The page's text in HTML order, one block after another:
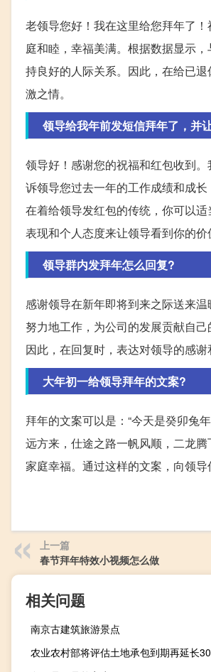
老领导您好！我在这里给您拜年了
庭和睦，幸福美满。根据数据显示
持良好的人际关系。因此，在给已
激之情。
领导给我年前发短信拜年了，并
领导好！感谢您的祝福和红包收到
诉领导您过去一年的工作成绩和成
在着给领导发红包的传统，你可以
表现和个人态度来让领导看到你的价
领导群内发拜年怎么回复?
感谢领导在新年即将到来之际送来
努力地工作，为公司的发展贡献自
因此，在回复时，表达对领导的感
大年初一给领导拜年的文案?
拜年的文案可以是：“今天是癸卯兔
远方来，仕途之路一帆风顺，二龙
家庭幸福。通过这样的文案，向领导
上一篇
春节拜年特效小视频怎么做
相关问题
南京古建筑旅游景点
农业农村部将评估土地承包到期再延长